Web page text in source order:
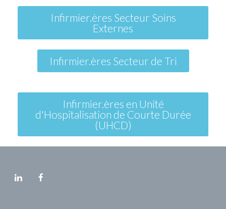
Infirmier.ères Secteur Soins
Externes
Infirmier.ères Secteur de Tri
Infirmier.ères en Unité
d'Hospitalisation de Courte Durée
(UHCD)